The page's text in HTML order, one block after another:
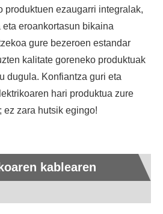
produktuen ezaugarri integralak,
eroankortasun bikaina
gure bezeroen estandar
kalitate goreneko produktuak
dugula. Konfiantza guri eta
hari produktua zure
ez zara hutsik egingo!
kablearen